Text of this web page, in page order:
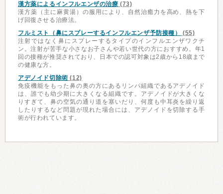
漢方薬によるインフルエンザの治療 (73)
漢方薬（主に麻黄湯）の服用により、自然治癒力を高め、熱を下
げ回復させる治療法。
フルミスト（鼻にスプレーするインフルエンザ予防接種）
(55)
注射ではなく鼻にスプレーするタイプのインフルエンザワクチ
ン。注射が苦手な小さなお子さんや若い世代の方におすすめ。年1
回の接種が推奨されており、日本での認可対象は2歳から18歳まで
の健康な方。
アデノイド切除術 (12)
免疫機能をもった鼻の奥の方にあるリンパ組織であるアデノイド
は、誰でも幼少期に大きくなる組織です。アデノイドが大きくな
りすぎて、鼻の空気の通り道を塞いだり、何度も中耳炎を繰り返
したりするなど問題が現れた場合には、アデノイドを切除する手
術が行われています。